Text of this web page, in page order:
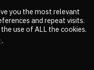
you the most relevant
and repeat visits.
use of ALL the cookies.
.